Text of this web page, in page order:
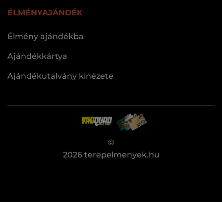
ÉLMÉNYAJÁNDÉK
Élmény ajándékba
Ajándékkártya
Ajándékutalvány kinézete
©
2026 terepelmenyek.hu